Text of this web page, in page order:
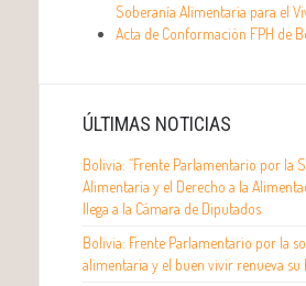
Soberanía Alimentaria para el
Acta de Conformación FPH de
ÚLTIMAS NOTICIAS
Bolivia: “Frente Parlamentario por la
Alimentaria y el Derecho a la
llega a la Cámara de Diputados
Bolivia: Frente Parlamentario por la
alimentaria y el buen vivir renueva su